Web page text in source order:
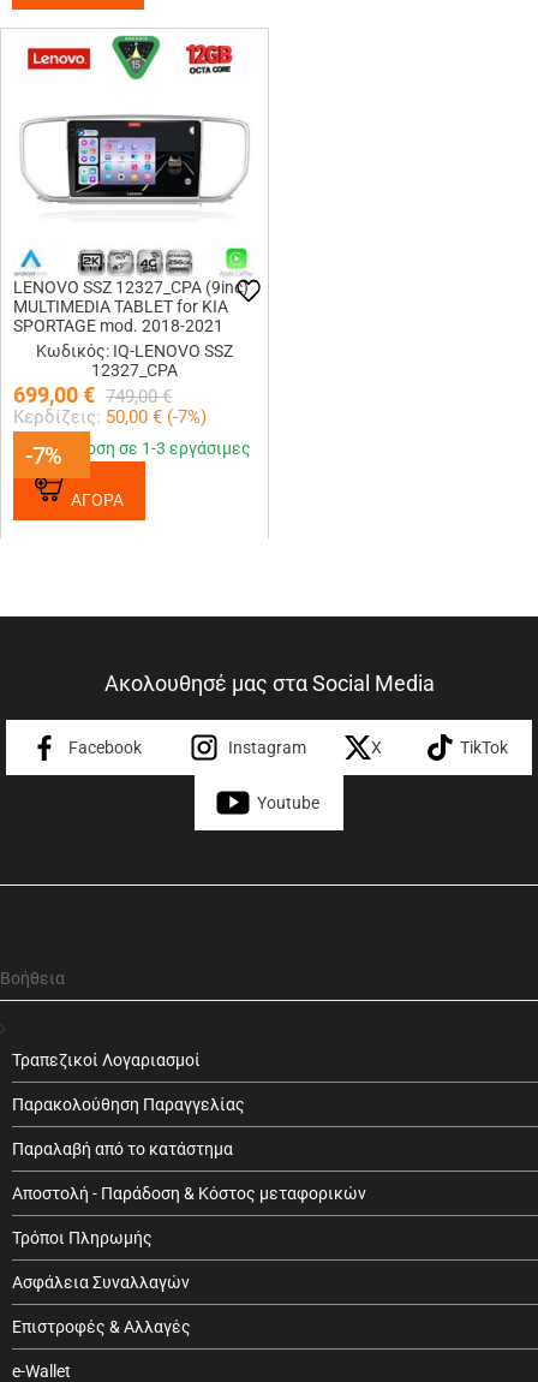
-7%
LENOVO SSZ 12327_CPA (9inc)
MULTIMEDIA TABLET for KIA
SPORTAGE mod. 2018-2021
Κωδικός: IQ-LENOVO SSZ
12327_CPA
699,00€ 749,00 €
Κερδίζεις: 50,00 € (-7%)
-7%
Παράδοση σε 1-3 εργάσιμες
ΑΓΟΡΑ
Ακολουθησέ μας στα Social Media
Facebook Instagram X TikTok
Youtube
Βοήθεια
Τραπεζικοί Λογαριασμοί
Παρακολούθηση Παραγγελίας
Παραλαβή από το κατάστημα
Αποστολή - Παράδοση & Κόστος μεταφορικών
Τρόποι Πληρωμής
Ασφάλεια Συναλλαγών
Επιστροφές & Αλλαγές
e-Wallet